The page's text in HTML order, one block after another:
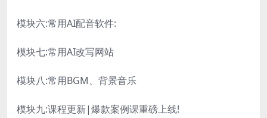
模块六:常用AI配音软件:
模块七:常用AI改写网站
模块八:常用BGM、背景音乐
模块九:课程更新|爆款案例课重磅上线!